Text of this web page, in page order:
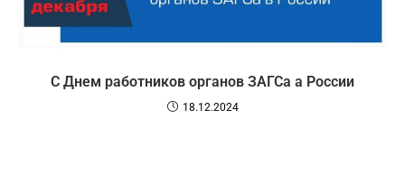
С Днем работников органов ЗАГСа а России
18.12.2024